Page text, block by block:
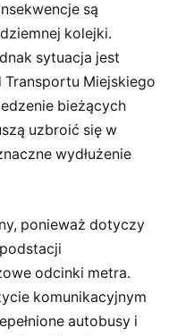
są
kolejki.
sytuacja jest
Miejskiego
bieżących
uzbroić się w
wydłużenie
ponieważ dotyczy
odcinki metra.
komunikacyjnym
autobusy i